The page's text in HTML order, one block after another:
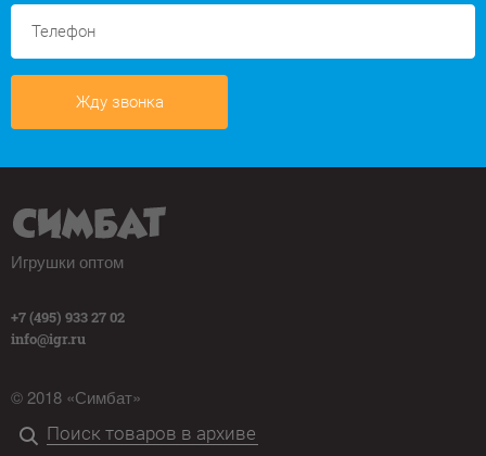
Жду звонка
Игрушки оптом
+7 (495) 933 27 02
info@igr.ru
© 2018 «Симбат»